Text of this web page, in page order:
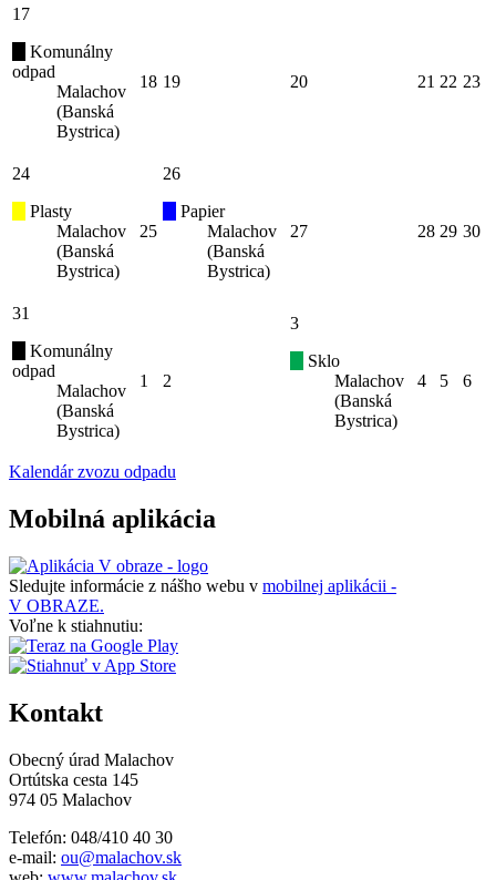
17
Komunálny
odpad
Malachov
(Banská
Bystrica)
18 19 20 21 22 23
24
Plasty
Malachov
(Banská
Bystrica)
25
26
Papier
Malachov
(Banská
Bystrica)
27 28 29 30
31
Komunálny
odpad
Malachov
(Banská
Bystrica)
1 2
3
Sklo
Malachov
(Banská
Bystrica)
4 5 6
Kalendár zvozu odpadu
Mobilná aplikácia
Sledujte informácie z nášho webu v mobilnej aplikácii -
V OBRAZE.
Voľne k stiahnutiu:
Kontakt
Obecný úrad Malachov
Ortútska cesta 145
974 05 Malachov
Telefón: 048/410 40 30
e-mail: ou@malachov.sk